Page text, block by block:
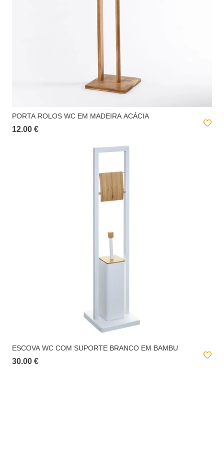
PORTA ROLOS WC EM MADEIRA ACÁCIA
12.00 €
ESCOVA WC COM SUPORTE BRANCO EM BAMBU
30.00 €